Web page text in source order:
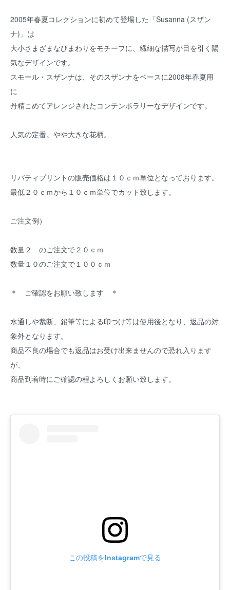
2005年春夏コレクションに初めて登場した「Susanna (スザン
ナ)」は
大小さまざまなひまわりをモチーフに、繊細な描写が目を引く陽
気なデザインです。
スモール・スザンナは、そのスザンナをベースに2008年春夏用
に
丹精こめてアレンジされたコンテンポラリーなデザインです。
人気の定番。やや大きな花柄。
リバティプリントの販売価格は１０ｃｍ単位となっております。
最低２０ｃｍから１０ｃｍ単位でカット致します。
ご注文例）
数量２ のご注文で２０ｃｍ
数量１０のご注文で１００ｃｍ
＊ ご確認をお願い致します ＊
水通しや裁断、鉛筆等による印つけ等は使用後となり、返品の対
象外となります。
商品不良の場合でも返品はお受け出来ませんので恐れ入ります
が、
商品到着時にご確認の程よろしくお願い致します。
この投稿をInstagramで見る